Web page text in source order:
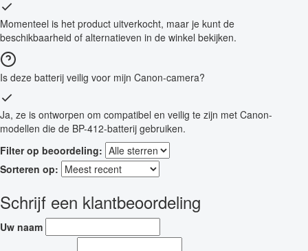
Momenteel is het product uitverkocht, maar je kunt de
beschikbaarheid of alternatieven in de winkel bekijken.
Is deze batterij veilig voor mijn Canon-camera?
Ja, ze is ontworpen om compatibel en veilig te zijn met Canon-
modellen die de BP-412-batterij gebruiken.
Filter op beoordeling:
Sorteren op:
Schrijf een klantbeoordeling
Uw naam